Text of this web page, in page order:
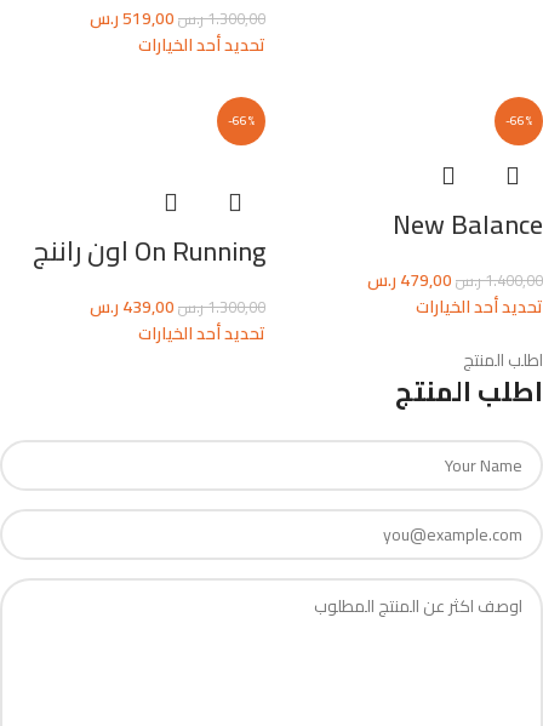
1.300,00ر.س519,00ر.س
تحديد أحد الخيارات
-66%
New Balance
1.400,00ر.س479,00ر.س
تحديد أحد الخيارات
-66%
On Running اون راننج
1.300,00ر.س439,00ر.س
تحديد أحد الخيارات
اطلب المنتج
اطلب المنتج